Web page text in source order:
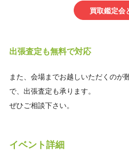
買取鑑定会
出張査定も無料で対応
また、会場までお越しいただくのが
で、出張査定も承ります。
ぜひご相談下さい。
イベント詳細